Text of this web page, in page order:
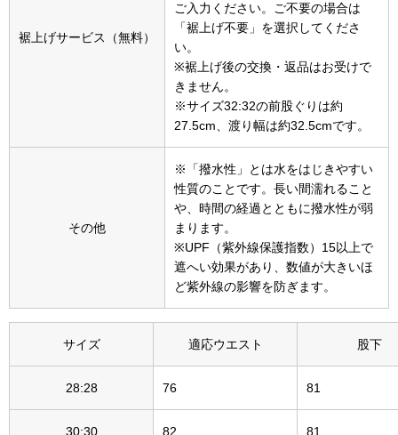
セイコー〉マウリッツハイス美術館公認フェ
ルメールオマージュウオッチ
集
手袋
ベルト
靴下
サングラス／
傘／日傘
その他
和装
その他
裾上げサービス（無料）
ご入力ください。ご不要の場合は
「裾上げ不要」を選択してくださ
い。
※裾上げ後の交換・返品はお受けで
きません。
※サイズ32:32の前股ぐりは約
27.5cm、渡り幅は約32.5cmです。
その他
※「撥水性」とは水をはじきやすい
性質のことです。長い間濡れること
や、時間の経過とともに撥水性が弱
まります。
※UPF（紫外線保護指数）15以上で
遮へい効果があり、数値が大きいほ
ど紫外線の影響を防ぎます。
サイズ 適応ウエスト 股下
28:28 76 81
30:30 82 81